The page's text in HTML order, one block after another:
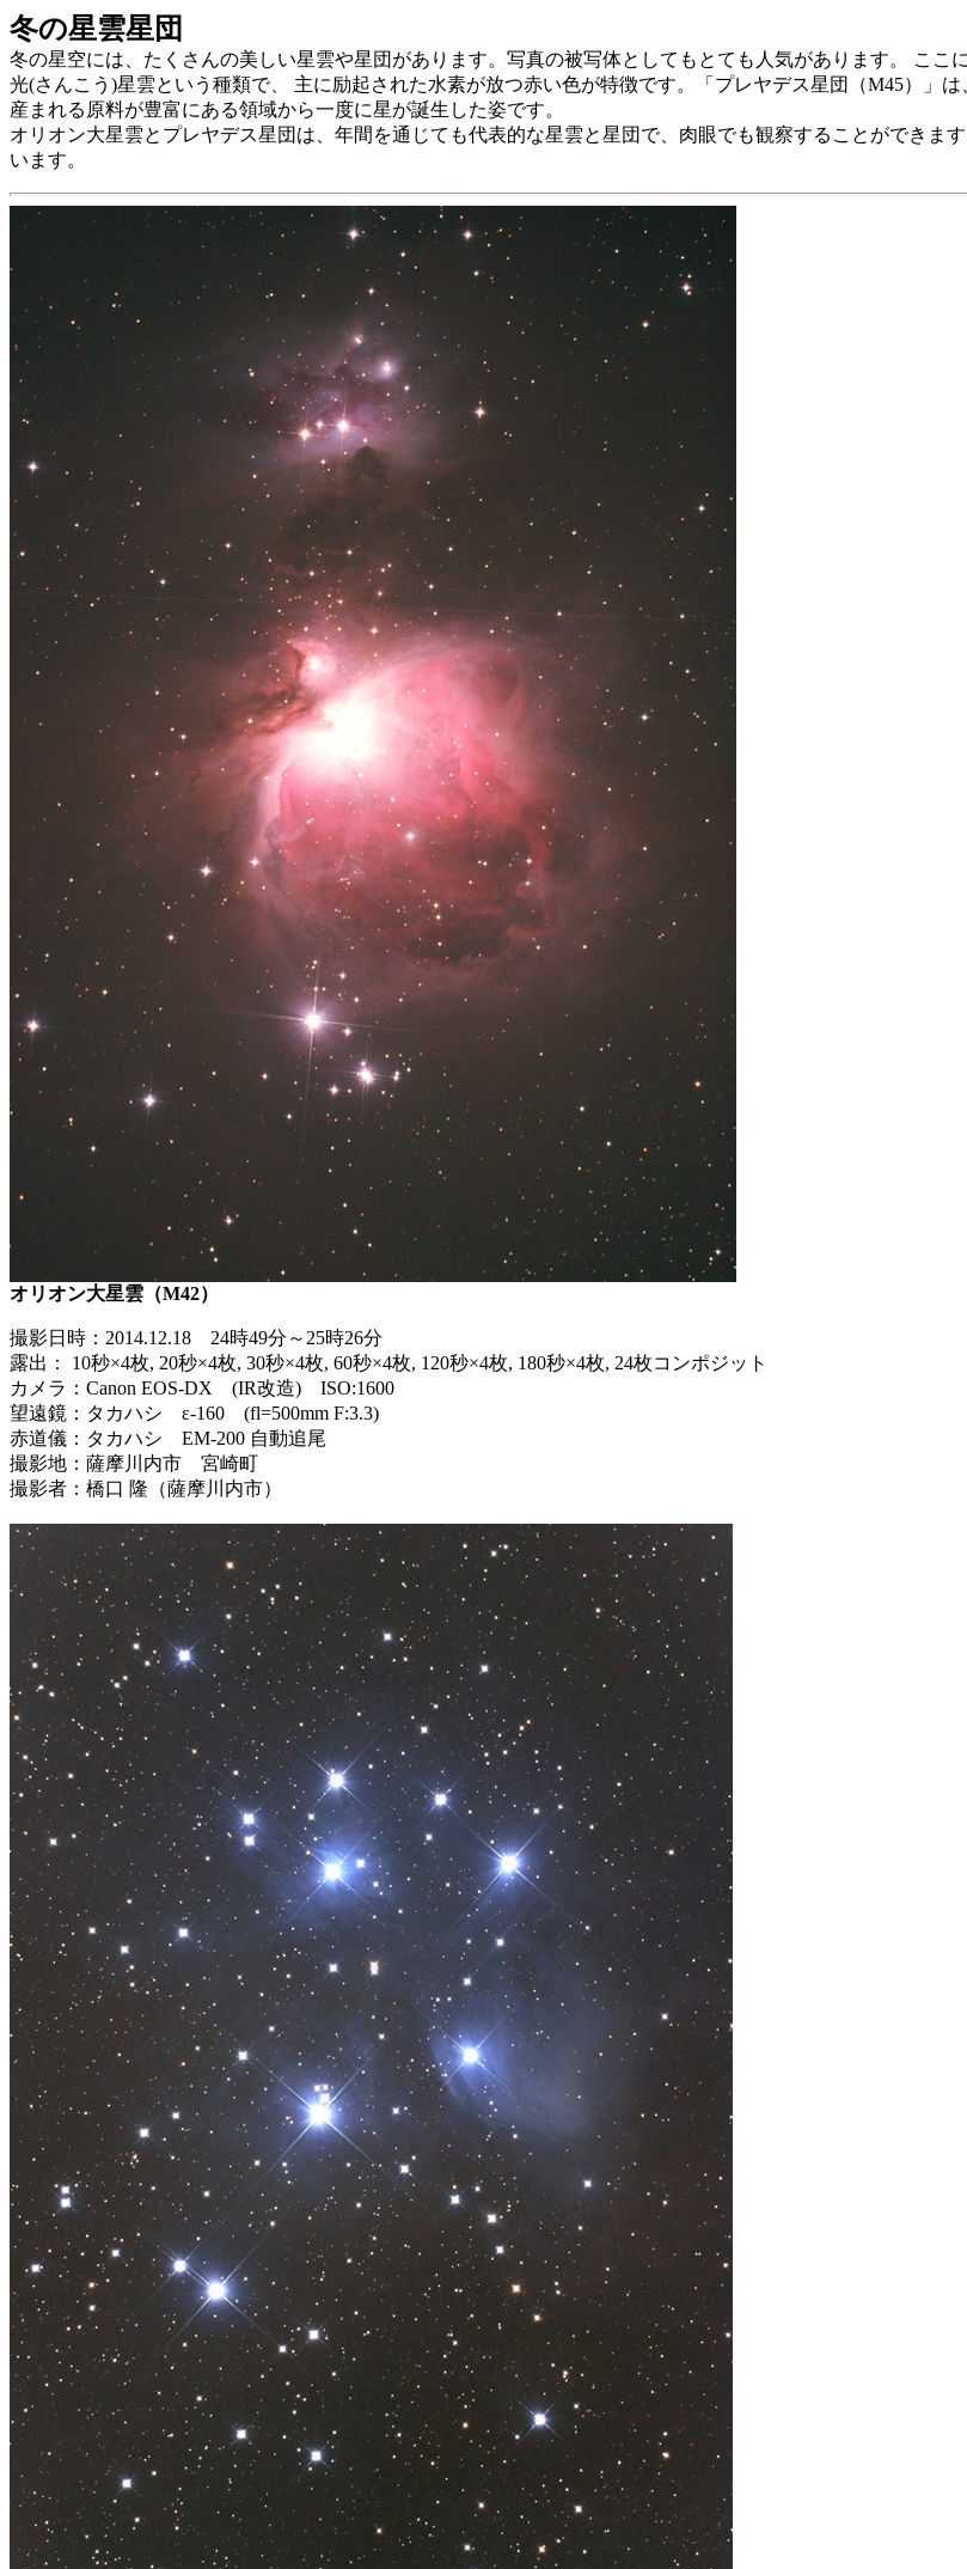
冬の星雲星団
冬の星空には、たくさんの美しい星雲や星団があります。写真の被写体としてもとても人気があります。 こ
光(さんこう)星雲という種類で、 主に励起された水素が放つ赤い色が特徴です。「プレヤデス星団（M45）」
産まれる原料が豊富にある領域から一度に星が誕生した姿です。
オリオン大星雲とプレヤデス星団は、年間を通じても代表的な星雲と星団で、肉眼でも観察することができま
います。
オリオン大星雲（M42）
撮影日時：2014.12.18 24時49分～25時26分
露出： 10秒×4枚, 20秒×4枚, 30秒×4枚, 60秒×4枚, 120秒×4枚, 180秒×4枚, 24枚コンポジット
カメラ：Canon EOS-DX (IR改造) ISO:1600
望遠鏡：タカハシ ε-160 (fl=500mm F:3.3)
赤道儀：タカハシ EM-200 自動追尾
撮影地：薩摩川内市 宮崎町
撮影者：橋口 隆（薩摩川内市）